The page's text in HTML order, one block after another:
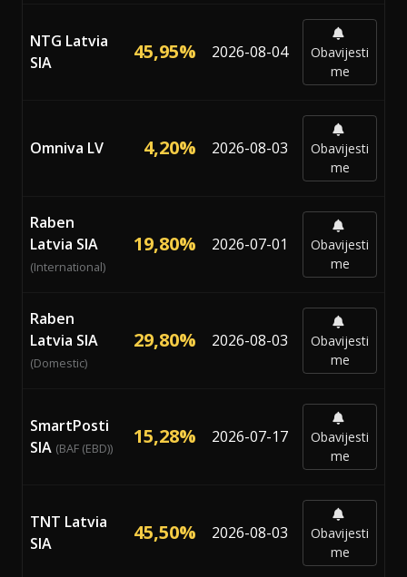
NTG Latvia
SIA
45,95% 2026-08-04
Obavijesti
me
Omniva LV 4,20% 2026-08-03
Obavijesti
me
Raben
Latvia SIA
(International)
19,80% 2026-07-01
Obavijesti
me
Raben
Latvia SIA
(Domestic)
29,80% 2026-08-03
Obavijesti
me
SmartPosti
SIA (BAF (EBD)) 15,28% 2026-07-17
Obavijesti
me
TNT Latvia
SIA
45,50% 2026-08-03
Obavijesti
me